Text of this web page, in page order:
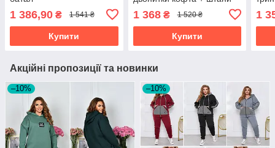
1 386,90 ₴ 1 541 ₴
Купити
батал
1 368₴ 1 520 ₴
Купити
1
Акційні пропозиції та новинки
–10% –10%